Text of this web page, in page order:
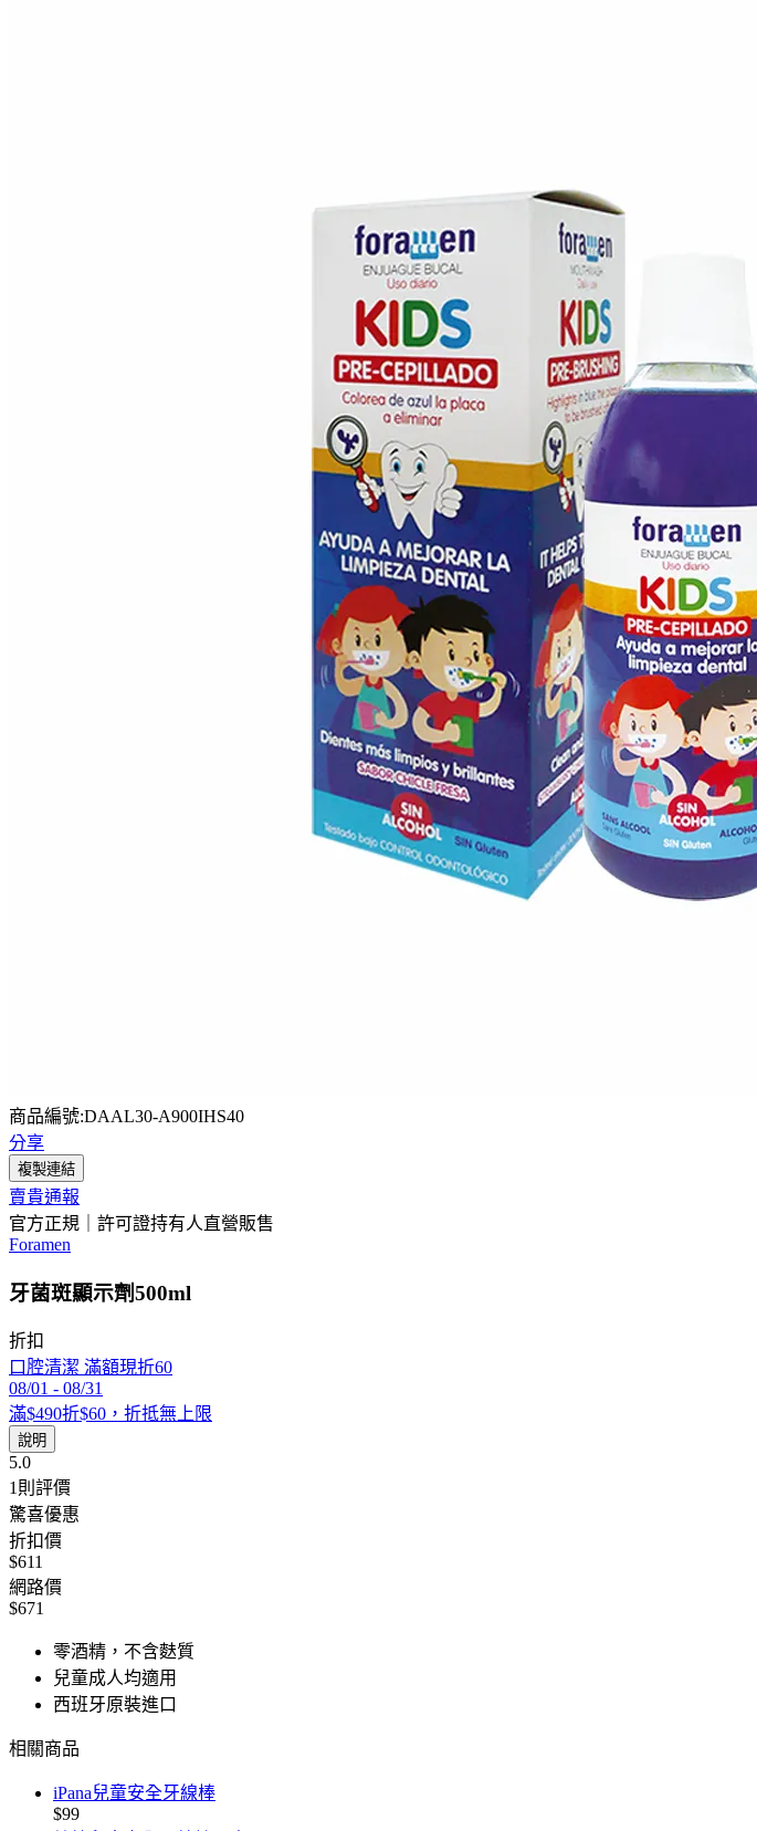
商品編號:DAAL30-A900IHS40
分享
複製連結
賣貴通報
官方正規｜許可證持有人直營販售
Foramen
牙菌斑顯示劑500ml
折扣
口腔清潔 滿額現折60
08/01 - 08/31
滿$490折$60，折抵無上限
說明
5.0
1則評價
驚喜優惠
折扣價
$611
網路價
$671
零酒精，不含麩質
兒童成人均適用
西班牙原裝進口
相關商品
iPana兒童安全牙線棒
$99